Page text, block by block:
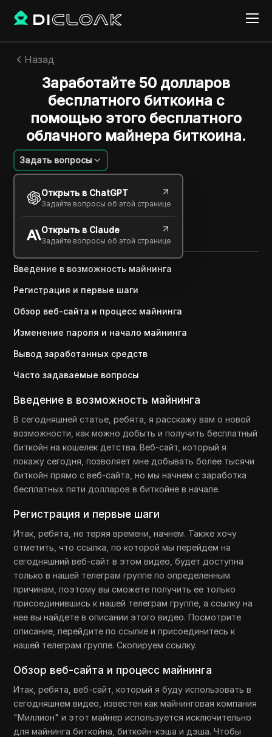
Назад
Заработайте 50 долларов
бесплатного биткоина с
помощью этого бесплатного
облачного майнера биткоина.
Задать вопросы
Открыть в ChatGPT
Задайте вопросы об этой странице
Открыть в Claude
Задайте вопросы об этой странице
Алексей Сидоров
29 нояб. 2024 1 минут
Copy Link
Введение в возможность майнинга
Регистрация и первые шаги
Обзор веб-сайта и процесс майнинга
Изменение пароля и начало майнинга
Вывод заработанных средств
Часто задаваемые вопросы
Введение в возможность майнинга
В сегодняшней статье, ребята, я расскажу вам о новой
возможности, как можно добыть и получить бесплатный
биткойн на кошелек детства. Веб-сайт, который я
покажу сегодня, позволяет мне добывать более тысячи
биткойн прямо с веб-сайта, но мы начнем с заработка
бесплатных пяти долларов в биткойне в начале.
Регистрация и первые шаги
Итак, ребята, не теряя времени, начнем. Также хочу
отметить, что ссылка, по которой мы перейдем на
сегодняшний веб-сайт в этом видео, будет доступна
только в нашей телеграм группе по определенным
причинам, поэтому вы сможете получить ее только
присоединившись к нашей телеграм группе, а ссылку на
нее вы найдете в описании этого видео. Посмотрите
описание, перейдите по ссылке и присоединитесь к
нашей телеграм группе. Скопируем ссылку.
Обзор веб-сайта и процесс майнинга
Итак, ребята, веб-сайт, который я буду использовать в
сегодняшнем видео, известен как майнинговая компания
"Миллион" и этот майнер используется исключительно
для майнинга биткойна, биткойн-кэша и дэша. Чтобы